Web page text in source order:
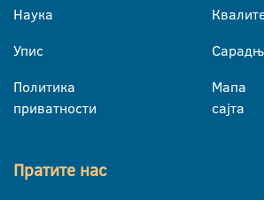
Наука
Упис
Политика
приватности
Мапа
сајта
Пратите нас